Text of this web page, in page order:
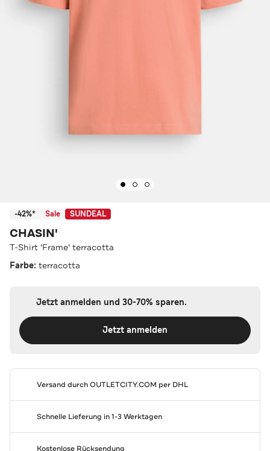
-42%* Sale SUNDEAL
CHASIN'
T-Shirt 'Frame' terracotta
Farbe: terracotta
Jetzt anmelden und 30-70% sparen.
Jetzt anmelden
Versand durchOUTLETCITY.COM per DHL
Schnelle Lieferung in 1-3 Werktagen
Kostenlose Rücksendung